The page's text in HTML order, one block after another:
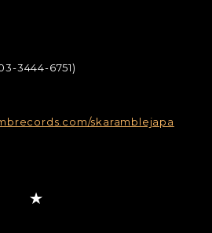
3444-6751)
skaramblejapa